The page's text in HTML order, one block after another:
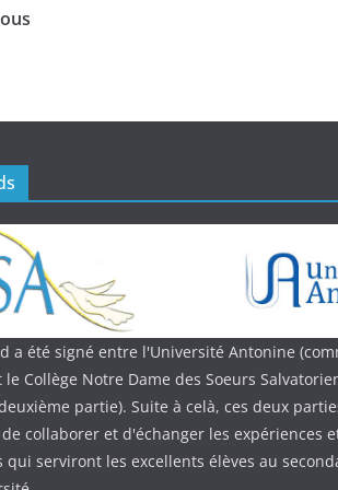
a été signé entre l'Université Antonine
le Collège Notre Dame des Soeurs
partie). Suite à celà, ces deux
collaborer et d'échanger les expériences
qui serviront les excellents élèves au